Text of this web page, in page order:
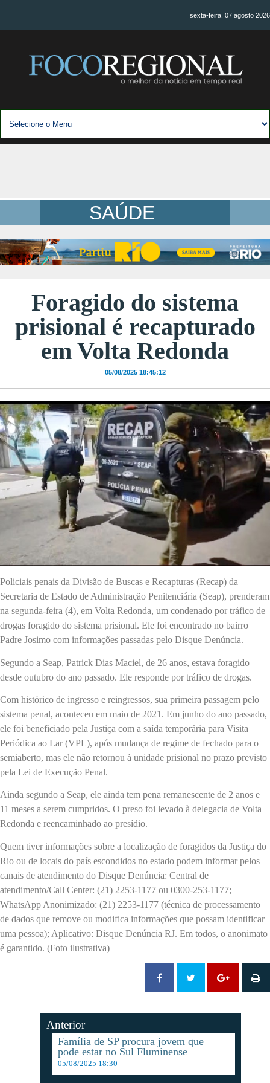
sexta-feira, 07 agosto 2026
SAÚDE
Foragido do sistema
prisional é recapturado
em Volta Redonda
05/08/2025 18:45:12
Policiais penais da Divisão de Buscas e Recapturas (Recap) da
Secretaria de Estado de Administração Penitenciária (Seap), prenderam
na segunda-feira (4), em Volta Redonda, um condenado por tráfico de
drogas foragido do sistema prisional. Ele foi encontrado no bairro
Padre Josimo com informações passadas pelo Disque Denúncia.
Segundo a Seap, Patrick Dias Maciel, de 26 anos, estava foragido
desde outubro do ano passado. Ele responde por tráfico de drogas.
Com histórico de ingresso e reingressos, sua primeira passagem pelo
sistema penal, aconteceu em maio de 2021. Em junho do ano passado,
ele foi beneficiado pela Justiça com a saída temporária para Visita
Periódica ao Lar (VPL), após mudança de regime de fechado para o
semiaberto, mas ele não retornou à unidade prisional no prazo previsto
pela Lei de Execução Penal.
Ainda segundo a Seap, ele ainda tem pena remanescente de 2 anos e
11 meses a serem cumpridos. O preso foi levado à delegacia de Volta
Redonda e reencaminhado ao presídio.
Quem tiver informações sobre a localização de foragidos da Justiça do
Rio ou de locais do país escondidos no estado podem informar pelos
canais de atendimento do Disque Denúncia: Central de
atendimento/Call Center: (21) 2253-1177 ou 0300-253-1177;
WhatsApp Anonimizado: (21) 2253-1177 (técnica de processamento
de dados que remove ou modifica informações que possam identificar
uma pessoa); Aplicativo: Disque Denúncia RJ. Em todos, o anonimato
é garantido. (Foto ilustrativa)
Anterior
Família de SP procura jovem que
pode estar no Sul Fluminense
05/08/2025 18:30